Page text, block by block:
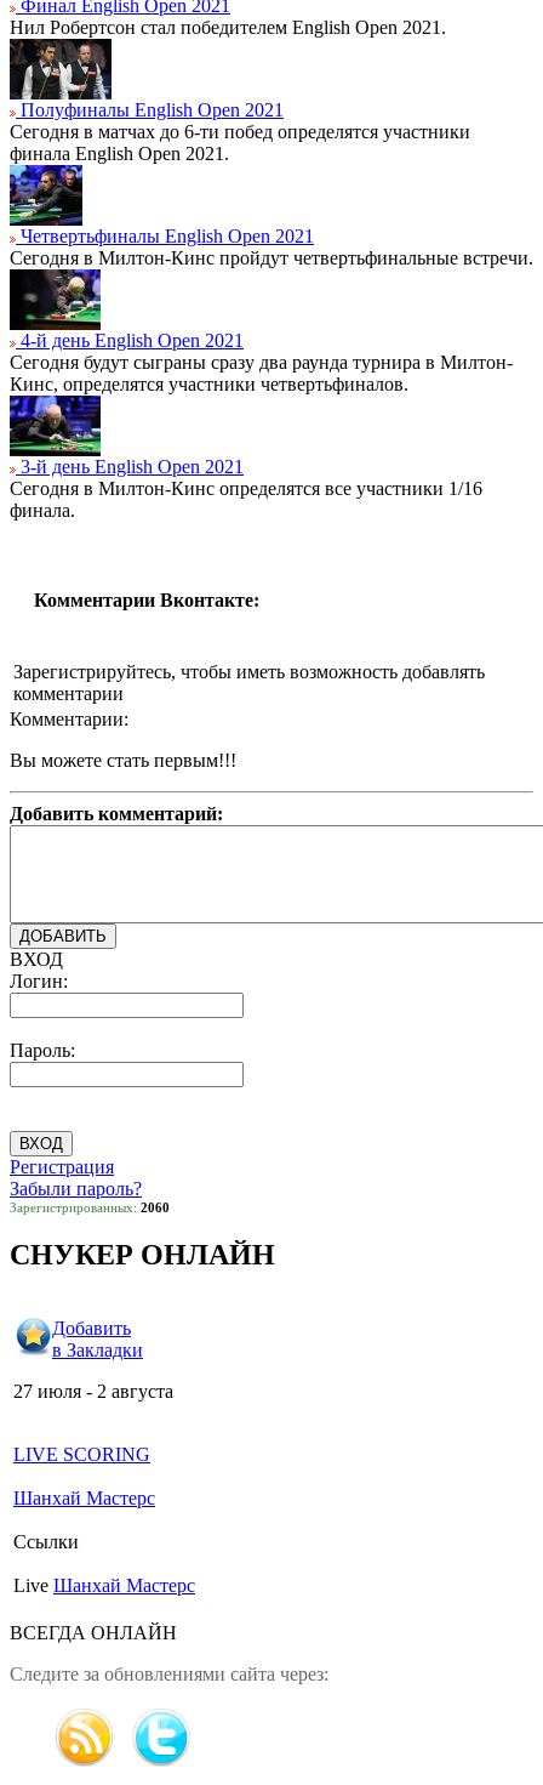
Финал English Open 2021
Нил Робертсон стал победителем English Open 2021.
Полуфиналы English Open 2021
Сегодня в матчах до 6-ти побед определятся участники
финала English Open 2021.
Четвертьфиналы English Open 2021
Сегодня в Милтон-Кинс пройдут четвертьфинальные встречи.
4-й день English Open 2021
Сегодня будут сыграны сразу два раунда турнира в Милтон-
Кинс, определятся участники четвертьфиналов.
3-й день English Open 2021
Сегодня в Милтон-Кинс определятся все участники 1/16
финала.
Комментарии Вконтакте:
Зарегистрируйтесь, чтобы иметь возможность добавлять
комментарии
Комментарии:
Вы можете стать первым!!!
Добавить комментарий:
ВХОД
Логин:
Пароль:
Регистрация
Забыли пароль?
Зарегистрированных: 2060
СНУКЕР ОНЛАЙН
Добавить
в Закладки
27 июля - 2 августа
LIVE SCORING
Шанхай Мастерс
Ссылки
Live Шанхай Мастерс
ВСЕГДА ОНЛАЙН
Следите за обновлениями сайта через: